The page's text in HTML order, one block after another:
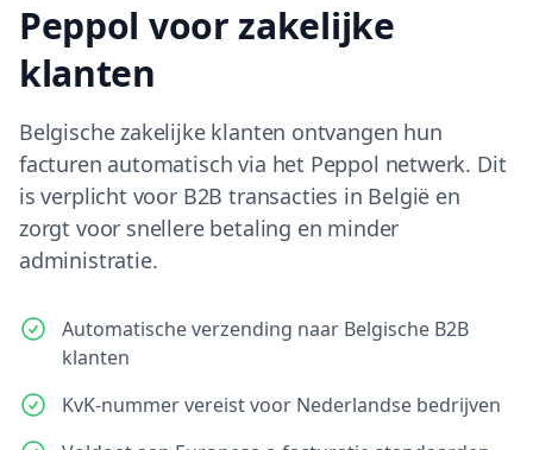
Peppol voor zakelijke
klanten
Belgische zakelijke klanten ontvangen hun
facturen automatisch via het Peppol netwerk. Dit
is verplicht voor B2B transacties in België en
zorgt voor snellere betaling en minder
administratie.
Automatische verzending naar Belgische B2B
klanten
KvK-nummer vereist voor Nederlandse bedrijven